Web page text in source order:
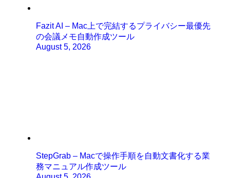
Fazit AI – Mac上で完結するプライバシー最優先
の会議メモ自動作成ツール
August 5, 2026
StepGrab – Macで操作手順を自動文書化する業
務マニュアル作成ツール